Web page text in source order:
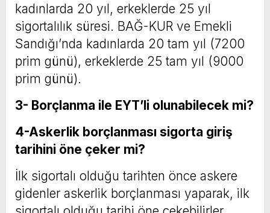
kadınlarda 20 yıl, erkeklerde 25 yıl
sigortalılık süresi. BAĞ-KUR ve Emekli
Sandığı’nda kadınlarda 20 tam yıl (7200
prim günü), erkeklerde 25 tam yıl (9000
prim günü).
3- Borçlanma ile EYT’li olunabilecek mi?
4-Askerlik borçlanması sigorta giriş
tarihini öne çeker mi?
İlk sigortalı olduğu tarihten önce askere
gidenler askerlik borçlanması yaparak, ilk